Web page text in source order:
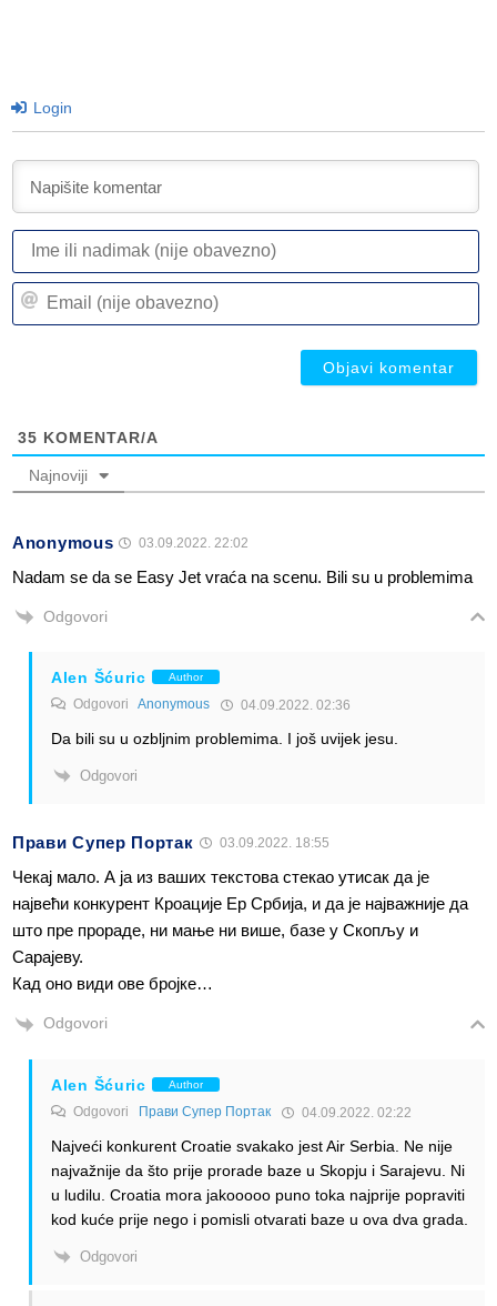
Login
35 KOMENTAR/A
Najnoviji
Anonymous 03.09.2022. 22:02
Nadam se da se Easy Jet vraća na scenu. Bili su u problemima
Odgovori
Alen Šćuric Author
Odgovori Anonymous 04.09.2022. 02:36
Da bili su u ozbljnim problemima. I još uvijek jesu.
Odgovori
Прави Супер Портак 03.09.2022. 18:55
Чекај мало. А ја из ваших текстова стекао утисак да је
највећи конкурент Кроације Ер Србија, и да је најважније да
што пре прораде, ни мање ни више, базе у Скопљу и
Сарајеву.
Кад оно види ове бројке…
Odgovori
Alen Šćuric Author
Odgovori Прави Супер Портак 04.09.2022. 02:22
Najveći konkurent Croatie svakako jest Air Serbia. Ne nije
najvažnije da što prije prorade baze u Skopju i Sarajevu. Ni
u ludilu. Croatia mora jakooooo puno toka najprije popraviti
kod kuće prije nego i pomisli otvarati baze u ova dva grada.
Odgovori